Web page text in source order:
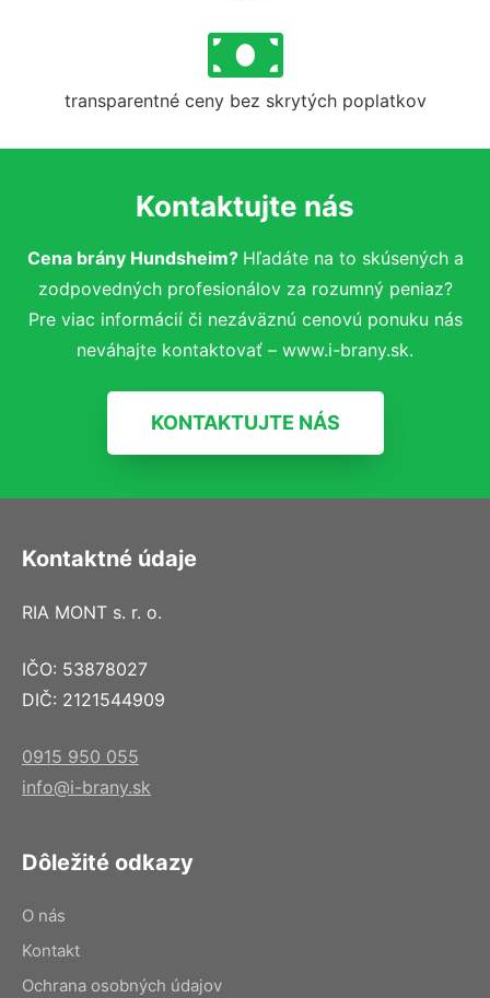
transparentné ceny bez skrytých poplatkov
Kontaktujte nás
Cena brány Hundsheim? Hľadáte na to skúsených a
zodpovedných profesionálov za rozumný peniaz?
Pre viac informácií či nezáväznú cenovú ponuku nás
neváhajte kontaktovať – www.i-brany.sk.
KONTAKTUJTE NÁS
Kontaktné údaje
RIA MONT s. r. o.
IČO: 53878027
DIČ: 2121544909
0915 950 055
info@i-brany.sk
Dôležité odkazy
O nás
Kontakt
Ochrana osobných údajov